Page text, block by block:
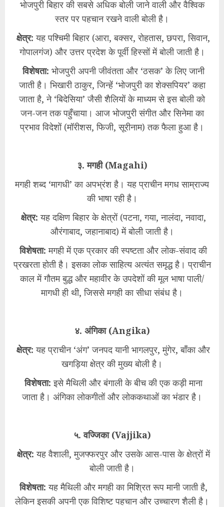
भोजपुरी बिहार की सबसे अधिक बोली जाने वाली और वैश्विक
स्तर पर पहचान रखने वाली बोली है।
क्षेत्र: यह पश्चिमी बिहार (आरा, बक्सर, रोहतास, छपरा, सिवान,
गोपालगंज) और उत्तर प्रदेश के पूर्वी हिस्सों में बोली जाती है।
विशेषता: भोजपुरी अपनी जीवंतता और ‘ठसक’ के लिए जानी
जाती है। भिखारी ठाकुर, जिन्हें ‘भोजपुरी का शेक्सपियर’ कहा
जाता है, ने ‘बिदेसिया’ जैसी शैलियों के माध्यम से इस बोली को
जन-जन तक पहुँचाया। आज भोजपुरी संगीत और सिनेमा का
प्रभाव विदेशों (मॉरीशस, फिजी, सूरीनाम) तक फैला हुआ है।
३. मगही (Magahi)
मगही शब्द ‘मागधी’ का अपभ्रंश है। यह प्राचीन मगध साम्राज्य
की भाषा रही है।
क्षेत्र: यह दक्षिण बिहार के क्षेत्रों (पटना, गया, नालंदा, नवादा,
औरंगाबाद, जहानाबाद) में बोली जाती है।
विशेषता: मगही में एक प्रकार की स्पष्टता और लोक-संवाद की
प्रखरता होती है। इसका लोक साहित्य अत्यंत समृद्ध है। प्राचीन
काल में गौतम बुद्ध और महावीर के उपदेशों की मूल भाषा पाली/
मागधी ही थी, जिससे मगही का सीधा संबंध है।
४. अंगिका (Angika)
क्षेत्र: यह प्राचीन ‘अंग’ जनपद यानी भागलपुर, मुंगेर, बाँका और
खगड़िया क्षेत्र की मुख्य बोली है।
विशेषता: इसे मैथिली और बंगाली के बीच की एक कड़ी माना
जाता है। अंगिका लोकगीतों और लोककथाओं का भंडार है।
५. वज्जिका (Vajjika)
क्षेत्र: यह वैशाली, मुजफ्फरपुर और उसके आस-पास के क्षेत्रों में
बोली जाती है।
विशेषता: यह मैथिली और मगही का मिश्रित रूप मानी जाती है,
लेकिन इसकी अपनी एक विशिष्ट पहचान और उच्चारण शैली है।